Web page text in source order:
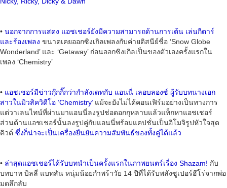
• นอกจากการแสดง แอชเชอร์ยังมีความสามารถด้านการเต้น เล่นกีตาร์
และร้องเพลง ขนาดเคยออกซิงเกิลเพลงกับค่ายดิสนีย์ชื่อ ‘Snow Globe
Wonderland’ และ ‘Getaway’ ก่อนออกซิงเกิลเป็นของตัวเองครั้งแรกใน
เพลง ‘Chemistry’
• แอชเชอร์มีข่าวกุ๊กกิ๊กว่ากำลังเดทกับ แอนนี่ เลอบลองซ์ ผู้รับบทนางเอก
สาวในมิวสิควิดีโอ ‘Chemistry’แม้จะยังไม่ได้คอนเฟิร์มอย่างเป็นทางการ
แต่วาเลนไทน์ที่ผ่านมาแอนนี่ลงรูปช่อดอกกุหลาบแล้วแท็กหาแอชเชอร์
ส่วนด้านแอชเชอร์นั้นลงรูปคู่กับแอนนี่พร้อมแคปชั่นเป็นอิโมจิรูปหัวใจสุด
คิวต์ ซึ่งก็น่าจะเป็นเครื่องยืนยันความสัมพันธ์ของทั้งคู่ได้แล้ว
• ล่าสุดแอชเชอร์ได้รับบทนำเป็นครั้งแรกในภาพยนตร์เรื่อง Shazam! กับ
บทบาท บิลลี่ แบทสัน หนุ่มน้อยกำพร้าวัย 14 ปีที่ได้รับพลังซูเปอร์ฮีโร่จากพ่อ
มดลึกลับ